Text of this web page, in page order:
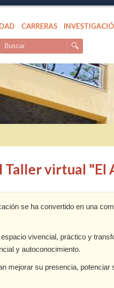
CARRERAS
🔍
Taller virtual "El
se ha convertido en una
vivencial, práctico y
y autoconocimiento.
mejorar su presencia,